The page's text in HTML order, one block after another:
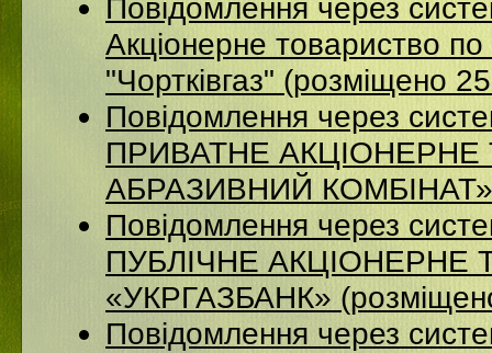
Повідомлення через
Акціонерне товариство по
"Чортківгаз" (розміщено
Повідомлення через
ПРИВАТНЕ
АБРАЗИВНИЙ КОМБІНАТ»
Повідомлення через
ПУБЛІЧНЕ
«УКРГАЗБАНК»
Повідомлення через